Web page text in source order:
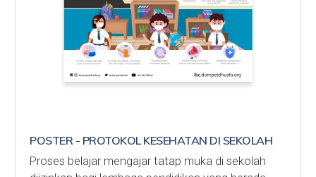
POSTER - PROTOKOL KESEHATAN DI SEKOLAH
Proses belajar mengajar tatap muka di sekolah